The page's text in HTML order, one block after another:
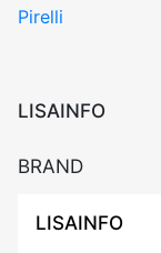
NCS
FSL
kogus
Pirelli
LISAINFO
BRAND
LISAINFO